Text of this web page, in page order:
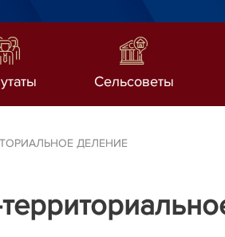
Сельсоветы
ДЕЛЕНИЕ